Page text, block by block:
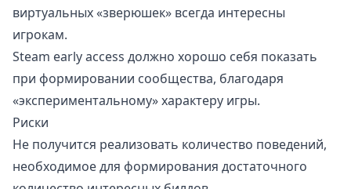
виртуальных «зверюшек» всегда интересны
игрокам.
Steam early access должно хорошо себя показать
при формировании сообщества, благодаря
«экспериментальному» характеру игры.
Риски
Не получится реализовать количество поведений,
необходимое для формирования достаточного